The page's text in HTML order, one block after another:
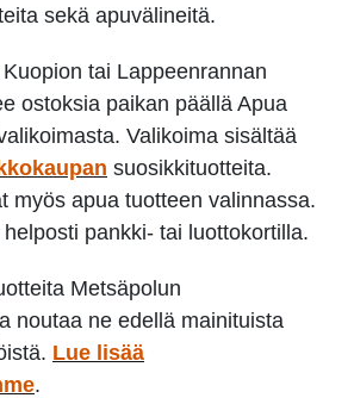
sekä apuvälineitä.
tai Lappeenrannan
ostoksia paikan päällä Apua
Valikoima sisältää
suosikkituotteita.
myös apua tuotteen valinnassa.
pankki- tai luottokortilla.
Metsäpolun
noutaa ne edellä mainituista
Lue lisää
.